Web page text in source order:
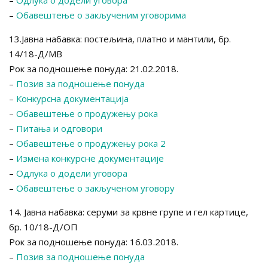
– Обавештење о закљученим уговорима
13.Јавна набавка: постељина, платно и мантили, бр.
14/18-Д/МВ
Рок за подношење понуда: 21.02.2018.
– Позив за подношење понуда
– Конкурсна документација
– Обавештење о продужењу рока
– Питања и одговори
– Обавештење о продужењу рока 2
– Измена конкурсне документације
– Одлука о додели уговора
– Обавештење о закљученом уговору
14. Јавна набавка: серуми за крвне групе и гел картице,
бр. 10/18-Д/ОП
Рок за подношење понуда: 16.03.2018.
– Позив за подношење понуда